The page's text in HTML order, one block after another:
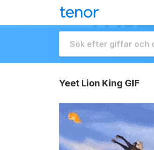
Yeet Lion King GIF